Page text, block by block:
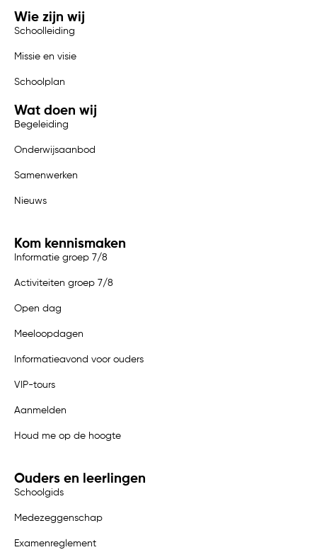
Wie zijn wij
Schoolleiding
Missie en visie
Schoolplan
Wat doen wij
Begeleiding
Onderwijsaanbod
Samenwerken
Nieuws
Kom kennismaken
Informatie groep 7/8
Activiteiten groep 7/8
Open dag
Meeloopdagen
Informatieavond voor ouders
VIP-tours
Aanmelden
Houd me op de hoogte
Ouders en leerlingen
Schoolgids
Medezeggenschap
Examenreglement